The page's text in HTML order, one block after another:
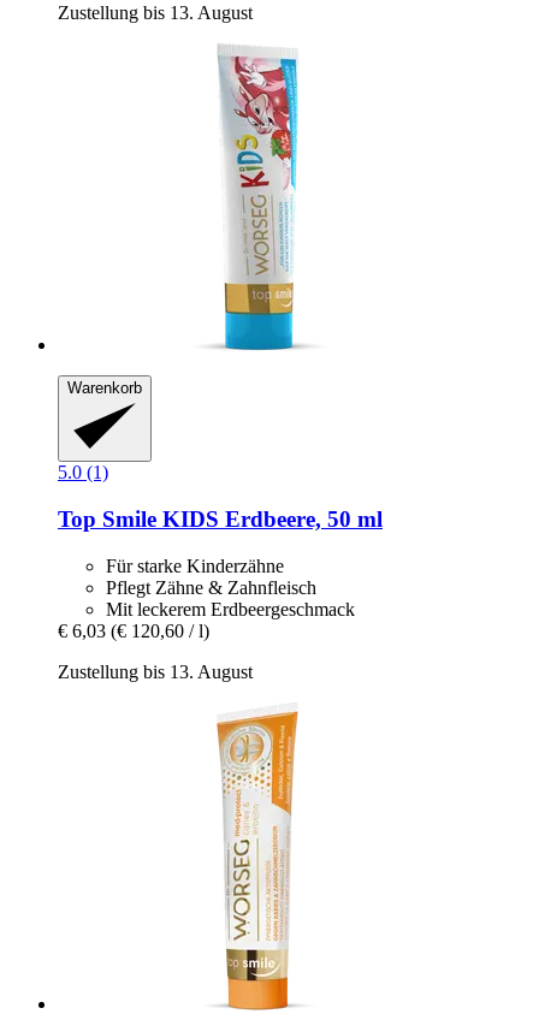
Zustellung bis 13. August
Warenkorb
5.0 (1)
Top Smile KIDS Erdbeere, 50 ml
Für starke Kinderzähne
Pflegt Zähne & Zahnfleisch
Mit leckerem Erdbeergeschmack
€ 6,03 (€ 120,60 / l)
Zustellung bis 13. August